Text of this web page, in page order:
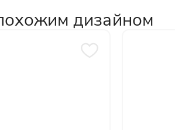
дизайном